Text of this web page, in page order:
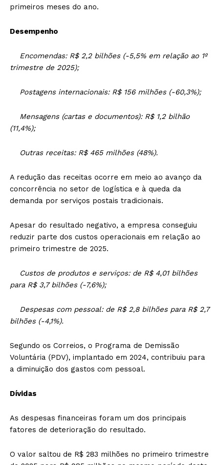
primeiros meses do ano.
Desempenho
Encomendas: R$ 2,2 bilhões (-5,5% em relação ao 1º
trimestre de 2025);
Postagens internacionais: R$ 156 milhões (-60,3%);
Mensagens (cartas e documentos): R$ 1,2 bilhão
(11,4%);
Outras receitas: R$ 465 milhões (48%).
A redução das receitas ocorre em meio ao avanço da
concorrência no setor de logística e à queda da
demanda por serviços postais tradicionais.
Apesar do resultado negativo, a empresa conseguiu
reduzir parte dos custos operacionais em relação ao
primeiro trimestre de 2025.
Custos de produtos e serviços: de R$ 4,01 bilhões
para R$ 3,7 bilhões (-7,6%);
Despesas com pessoal: de R$ 2,8 bilhões para R$ 2,7
bilhões (-4,1%).
Segundo os Correios, o Programa de Demissão
Voluntária (PDV), implantado em 2024, contribuiu para
a diminuição dos gastos com pessoal.
Dívidas
As despesas financeiras foram um dos principais
fatores de deterioração do resultado.
O valor saltou de R$ 283 milhões no primeiro trimestre